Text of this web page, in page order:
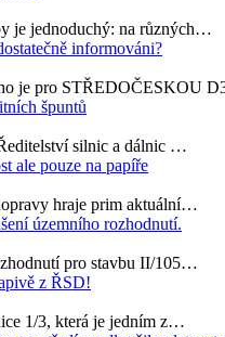
je jednoduchý: na různých…
informováni?
je pro STŘEDOČESKOU
špuntů
silnic a dálnic …
ale pouze na papíře
hraje prim aktuální…
územního rozhodnutí.
pro stavbu II/105…
z ŘSD!
1/3, která je jedním z…